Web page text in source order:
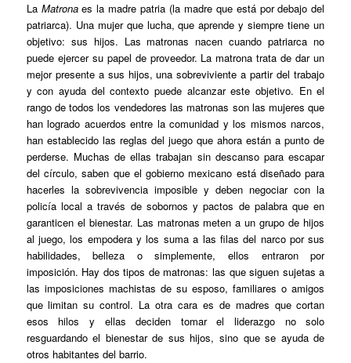
La Matronaes la madre patria (la madre que está por debajo del
patriarca). Una mujer que lucha, que aprende y siempre tiene un
objetivo: sus hijos. Las matronas nacen cuando patriarca no
puede ejercer su papel de proveedor. La matrona trata de dar un
mejor presente a sus hijos, una sobreviviente a partir del trabajo
y con ayuda del contexto puede alcanzar este objetivo. En el
rango de todos los vendedores las matronas son las mujeres que
han logrado acuerdos entre la comunidad y los mismos narcos,
han establecido las reglas del juego que ahora están a punto de
perderse. Muchas de ellas trabajan sin descanso para escapar
del círculo, saben que el gobierno mexicano está diseñado para
hacerles la sobrevivencia imposible y deben negociar con la
policía local a través de sobornos y pactos de palabra que en
garanticen el bienestar. Las matronas meten a un grupo de hijos
al juego, los empodera y los suma a las filas del narco por sus
habilidades, belleza o simplemente, ellos entraron por
imposición. Hay dos tipos de matronas: las que siguen sujetas a
las imposiciones machistas de su esposo, familiares o amigos
que limitan su control. La otra cara es de madres que cortan
esos hilos y ellas deciden tomar el liderazgo no solo
resguardando el bienestar de sus hijos, sino que se ayuda de
otros habitantes del barrio.